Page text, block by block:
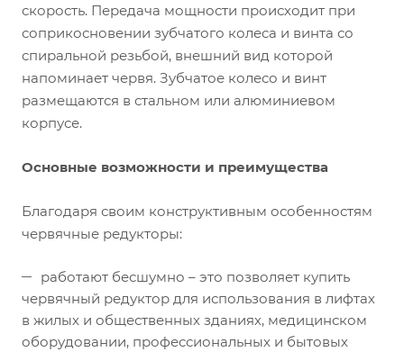
скорость. Передача мощности происходит при
соприкосновении зубчатого колеса и винта со
спиральной резьбой, внешний вид которой
напоминает червя. Зубчатое колесо и винт
размещаются в стальном или алюминиевом
корпусе.
Основные возможности и преимущества
Благодаря своим конструктивным особенностям
червячные редукторы:
работают бесшумно – это позволяет купить
червячный редуктор для использования в лифтах
в жилых и общественных зданиях, медицинском
оборудовании, профессиональных и бытовых